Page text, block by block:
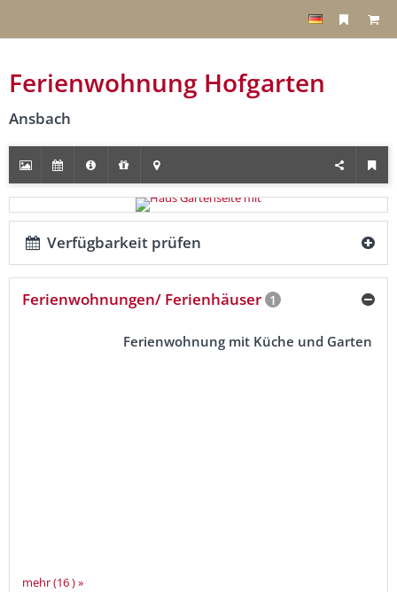
Ferienwohnung Hofgarten
Ansbach
Verfügbarkeit prüfen
Ferienwohnungen/ Ferienhäuser 1
mehr (16 ) »
Ferienwohnung mit Küche und Garten